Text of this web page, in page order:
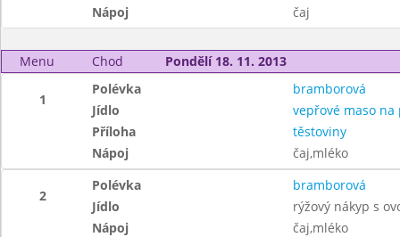
Nápoj
čaj
Menu Chod Pondělí 18. 11. 2013
1
Polévka
bramborová
Jídlo
vepřové maso na
Příloha
těstoviny
Nápoj
čaj,mléko
2
Polévka
bramborová
Jídlo
rýžový nákyp s
Nápoj
čaj,mléko